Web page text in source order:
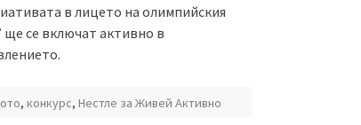
в лицето на олимпийския
се включат активно в
, конкурс, Нестле за Живей Активно